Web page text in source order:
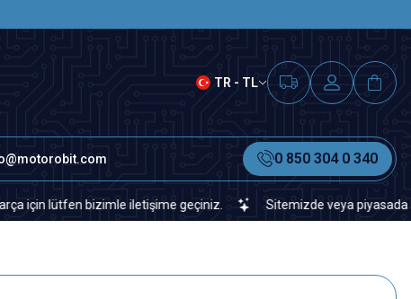
TR - TL
0 850 304 0 340
lütfen bizimle iletişime geçiniz. Sitemizde veya piyasada